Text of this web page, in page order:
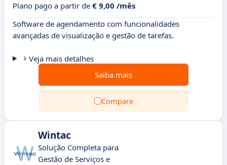
Plano pago a partir de € 9,00 /mês
Software de agendamento com funcionalidades
avançadas de visualização e gestão de tarefas.
Veja mais detalhes
Saiba mais
Compare
Wintac
Solução Completa para
Gestão de Serviços e